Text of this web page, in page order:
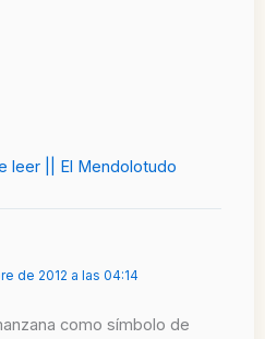
leer || El Mendolotudo
de 2012 a las 04:14
como símbolo de